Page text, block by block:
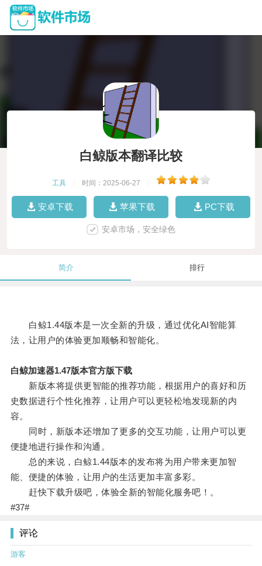
白鲸版本翻译比较
工具 时间：2025-06-27
安卓下载 苹果下载 PC下载
安卓市场，安全绿色
简介 排行
白鲸1.44版本是一次全新的升级，通过优化AI智能算
法，让用户的体验更加顺畅和智能化。
白鲸加速器1.47版本官方版下载
新版本将提供更智能的推荐功能，根据用户的喜好和历
史数据进行个性化推荐，让用户可以更轻松地发现新的内
容。
同时，新版本还增加了更多的交互功能，让用户可以更
便捷地进行操作和沟通。
总的来说，白鲸1.44版本的发布将为用户带来更加智
能、便捷的体验，让用户的生活更加丰富多彩。
赶快下载升级吧，体验全新的智能化服务吧！。
#37#
评论
游客